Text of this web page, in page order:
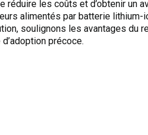
réduire les coûts et d’obtenir un
alimentés par batterie
soulignons les avantages du
précoce.